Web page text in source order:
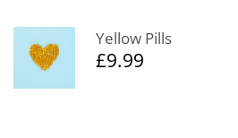
Yellow Pills
£9.99